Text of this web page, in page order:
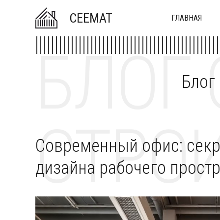
CEEMAT ГЛАВНАЯ
БЛОГ
Современный офис:
дизайна рабочего